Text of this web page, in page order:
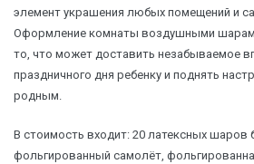
элемент украшения любых помещений и
Оформление комнаты воздушными
то, что может доставить незабываемое
праздничного дня ребенку и поднять
родным.
В стоимость входит: 20 латексных шаров
фольгированный самолёт,